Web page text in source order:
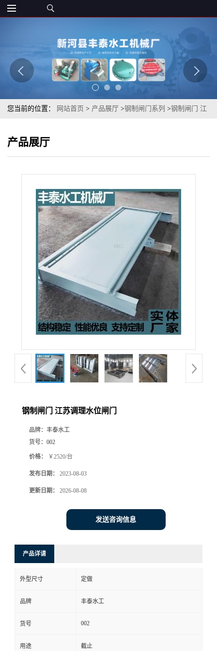
您当前的位置： 网站首页 > 产品展厅 >钢制闸门系列 >钢制闸门 江
产品展厅
钢制闸门 江苏调理水位闸门
品牌： 丰泰水工
货号： 002
价格： ￥2520/台
发布日期： 2023-08-03
更新日期： 2026-08-08
发送咨询信息
产品详请
外型尺寸 定做
品牌 丰泰水工
货号 002
用途 截止